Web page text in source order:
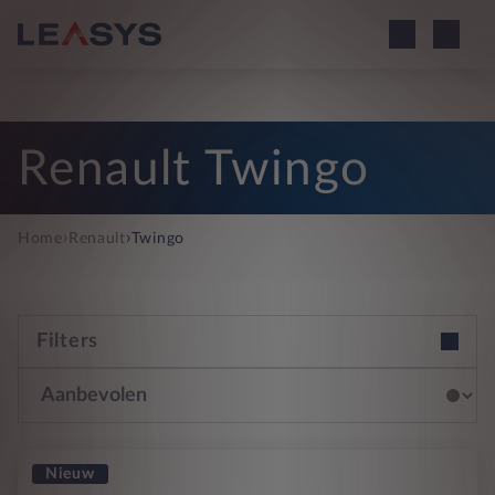
Renault Twingo
Home› Renault› Twingo
Filters
Nieuw